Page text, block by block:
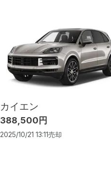
カイエン
388,500円
2025/10/21 13:11売却